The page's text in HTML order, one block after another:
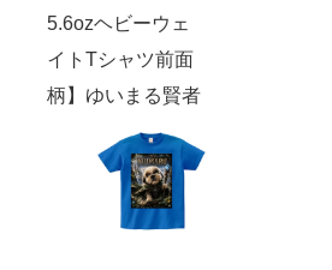
5.6ozヘビーウェ
イトTシャツ前面
柄】ゆいまる賢者